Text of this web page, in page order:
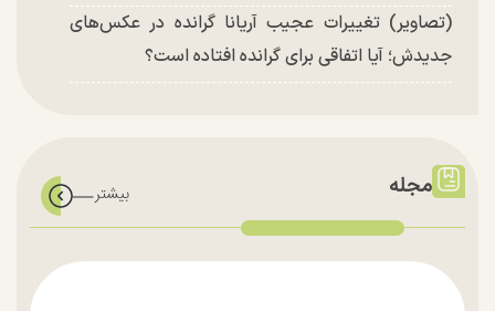
(تصاویر) تغییرات عجیب آریانا گرانده در عکس‌های
جدیدش؛ آیا اتفاقی برای گرانده افتاده است؟
مجله